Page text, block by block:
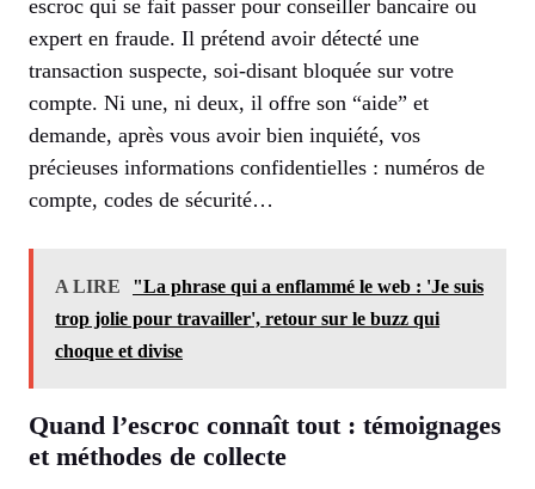
escroc qui se fait passer pour conseiller bancaire ou
expert en fraude. Il prétend avoir détecté une
transaction suspecte, soi-disant bloquée sur votre
compte. Ni une, ni deux, il offre son “aide” et
demande, après vous avoir bien inquiété, vos
précieuses informations confidentielles : numéros de
compte, codes de sécurité…
A LIRE
"La phrase qui a enflammé le web : 'Je suis
trop jolie pour travailler', retour sur le buzz qui
choque et divise
Quand l’escroc connaît tout : témoignages
et méthodes de collecte